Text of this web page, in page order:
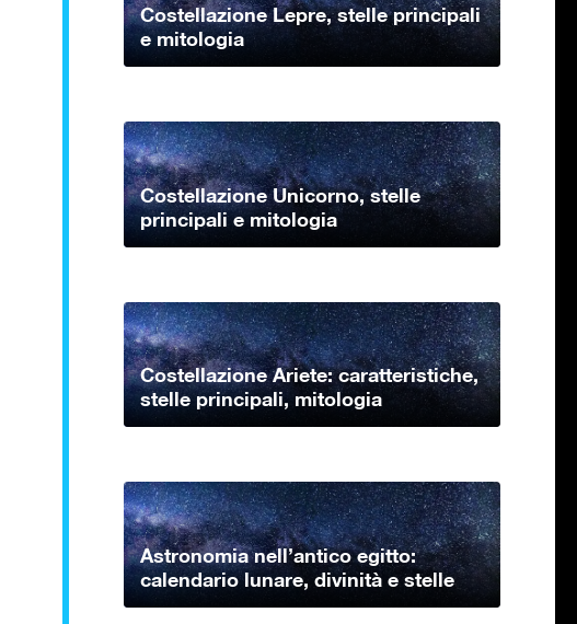
Costellazione Lepre, stelle principali
e mitologia
Costellazione Unicorno, stelle
principali e mitologia
Costellazione Ariete: caratteristiche,
stelle principali, mitologia
Astronomia nell’antico egitto:
calendario lunare, divinità e stelle